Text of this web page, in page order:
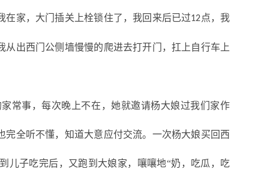
家，大门插关上栓锁住了，我回来后已过12点，我
出西门公侧墙慢慢的爬进去打开门，扛上自行车上
常事，每次晚上不在，她就邀请杨大娘过我们家作
全听不懂，知道大意应付交流。一次杨大娘买回西
儿子吃完后，又跑到大娘家，嚷嚷地“奶，吃瓜，吃